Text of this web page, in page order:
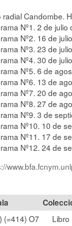
radial Candombe.
Nº1. 2 de julio
Nº2. 16 de
Nº3. 23 de
Nº4. 30 de
Nº5. 6 de
Nº6. 13 de
Nº7. 20 de
Nº8. 27 de
Nº9. 3 de
Nº10. 10 de
Nº11. 17 de
Nº12. 24 de
(=414) O7 Libro